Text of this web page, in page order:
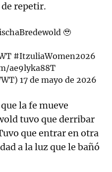
repetir.
🥹
#ItzuliaWomen2026
ae9lyka88T
17 de mayo de 2026
la fe mueve
tuvo que derribar
que entrar en otra
a la luz que le bañó